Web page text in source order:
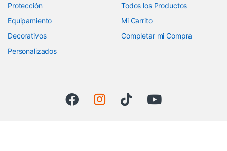
Protección
Equipamiento
Decorativos
Personalizados
Todos los Productos
Mi Carrito
Completar mi Compra